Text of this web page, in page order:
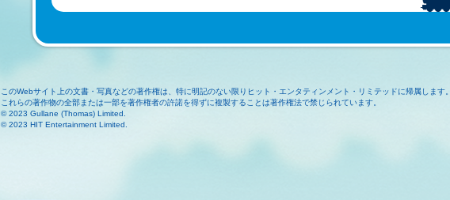
このWebサイト上の文書・写真などの著作権は、特に明記のない限りヒット・エンタティンメント・リミテッドに帰属します。
これらの著作物の全部または一部を著作権者の許諾を得ずに複製することは著作権法で禁じられています。
© 2023 Gullane (Thomas) Limited.
© 2023 HIT Entertainment Limited.